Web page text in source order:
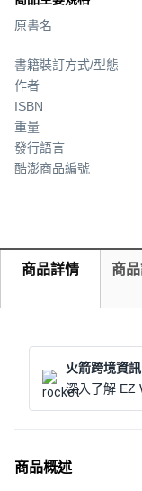
原書名
書籍裝訂方式/型態
作者
ISBN
重量
發行語言
酷澎商品編號
商品詳情 商
火箭跨境資訊
深入了解 EZ
商品概述